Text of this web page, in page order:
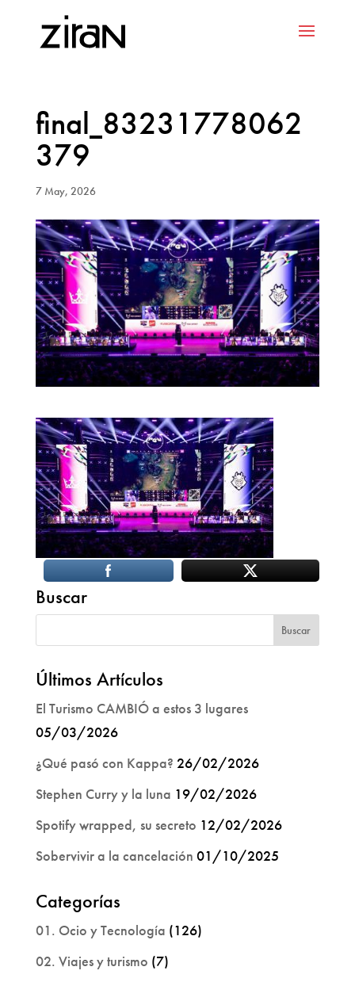
final_83231778062
379
7 May, 2026
Buscar
Últimos Artículos
El Turismo CAMBIÓ a estos 3 lugares
05/03/2026
¿Qué pasó con Kappa? 26/02/2026
Stephen Curry y la luna 19/02/2026
Spotify wrapped, su secreto 12/02/2026
Sobervivir a la cancelación 01/10/2025
Categorías
01. Ocio y Tecnología (126)
02. Viajes y turismo (7)